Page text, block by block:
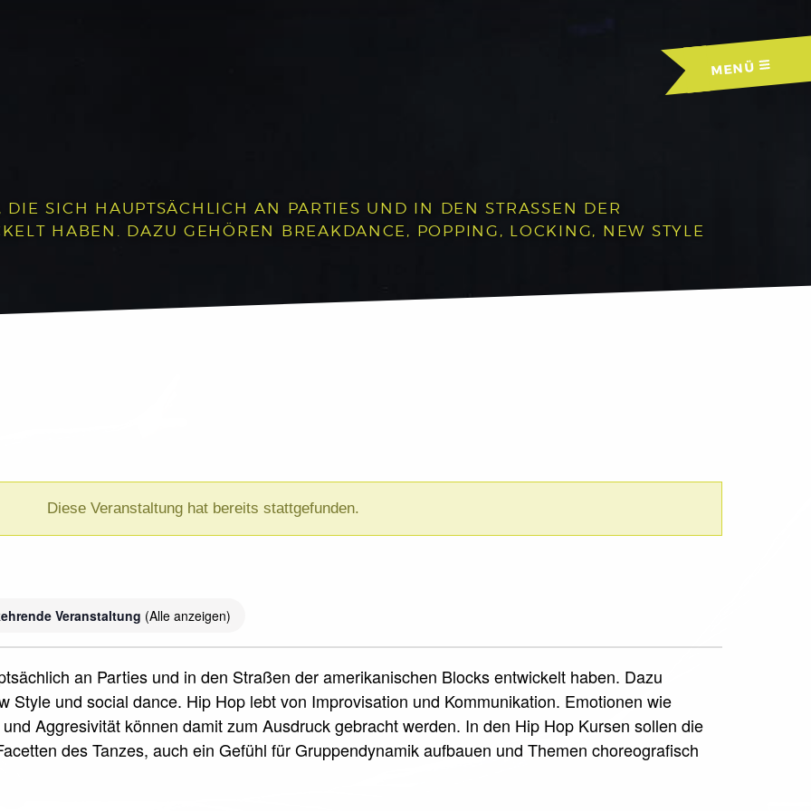
MENÜ
SICH HAUPTSÄCHLICH AN PARTIES UND IN DEN STRASSEN DER A
HABEN. DAZU GEHÖREN BREAKDANCE, POPPING, LOCKING, NEW STYLE U
Diese Veranstaltung hat bereits stattgefunden.
Veranstaltung (Alle anzeigen)
an Parties und in den Straßen der amerikanischen Blocks entwickelt haben. Dazu
Style und social dance. Hip Hop lebt von Improvisation und Kommunikation. Emotionen wie
Aggresivität können damit zum Ausdruck gebracht werden. In den Hip Hop Kursen sollen die
des Tanzes, auch ein Gefühl für Gruppendynamik aufbauen und Themen choreografisch